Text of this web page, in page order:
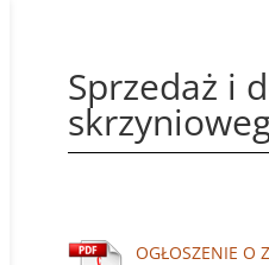
Sprzedaż i
OGŁOSZENIE O